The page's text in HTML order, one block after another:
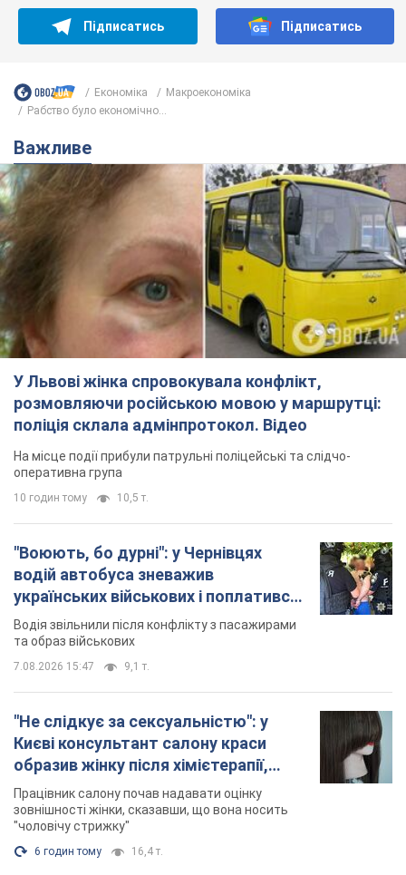
Підписатись Підписатись
Економіка
Mакроекономіка
Рабство було економічно...
Важливе
У Львові жінка спровокувала конфлікт,
розмовляючи російською мовою у маршрутці:
поліція склала адмінпротокол. Відео
На місце події прибули патрульні поліцейські та слідчо-
оперативна група
10 годин тому 10,5 т.
"Воюють, бо дурні": у Чернівцях
водій автобуса зневажив
українських військових і поплатився.
Відео
Водія звільнили після конфлікту з пасажирами
та образ військових
7.08.2026 15:47 9,1 т.
"Не слідкує за сексуальністю": у
Києві консультант салону краси
образив жінку після хімієтерапії,
розгорівся скандал. Фото
Працівник салону почав надавати оцінку
зовнішності жінки, сказавши, що вона носить
"чоловічу стрижку"
6 годин тому 16,4 т.